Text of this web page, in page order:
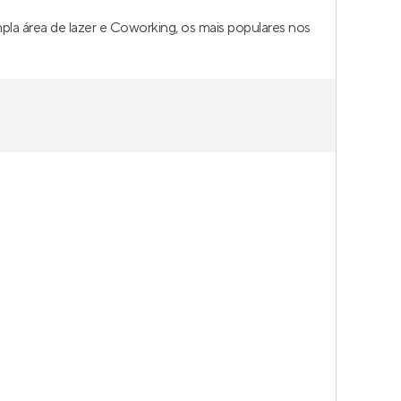
área de lazer e Coworking, os mais populares nos